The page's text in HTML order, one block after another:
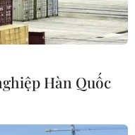
đăng cai
vào năm 1956 và
Hàn Quốc